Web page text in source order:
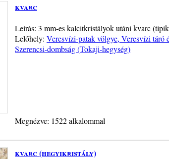
kvarc
Leírás: 3 mm-es kalcitkristályok utáni kvarc
Lelőhely: Veresvízi-patak völgye, Veresvízi táró
Szerencsi-dombság (Tokaji-hegység)
Megnézve: 1522 alkalommal
kvarc (hegyikristály)